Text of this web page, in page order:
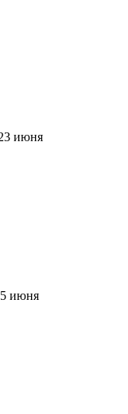
июня
5 июня